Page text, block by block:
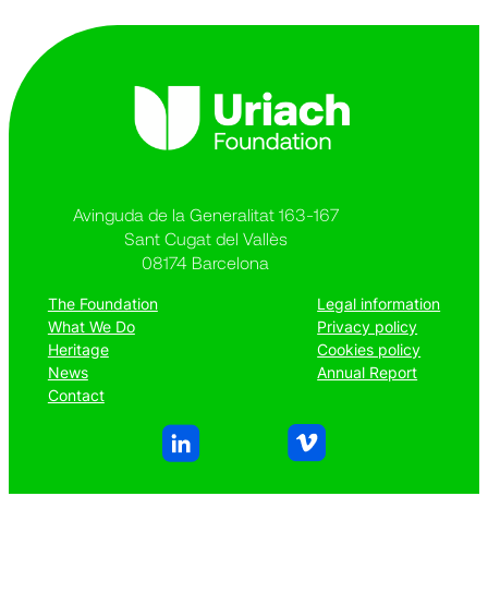
Avinguda de la Generalitat 163-167
Sant Cugat del Vallès
08174 Barcelona
The Foundation
What We Do
Heritage
News
Contact
Legal information
Privacy policy
Cookies policy
Annual Report